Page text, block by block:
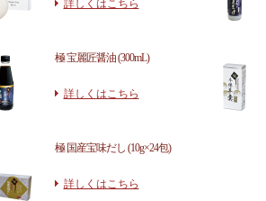
詳しくはこちら
極 宝麗匠醤油 (300mL)
詳しくはこちら
極 国産宝味だし (10g×24包)
詳しくはこちら